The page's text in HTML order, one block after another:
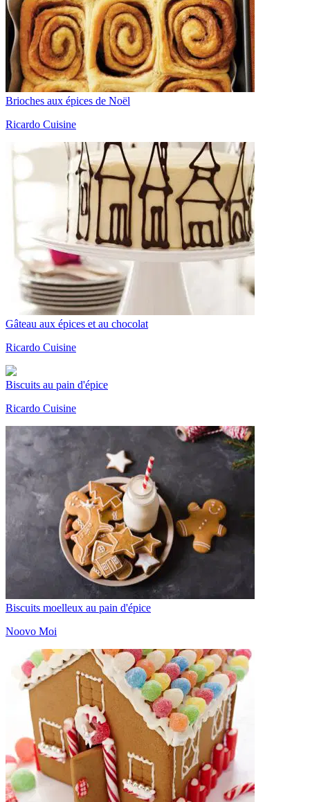
Brioches aux épices de Noël
Ricardo Cuisine
Gâteau aux épices et au chocolat
Ricardo Cuisine
Biscuits au pain d'épice
Ricardo Cuisine
Biscuits moelleux au pain d'épice
Noovo Moi